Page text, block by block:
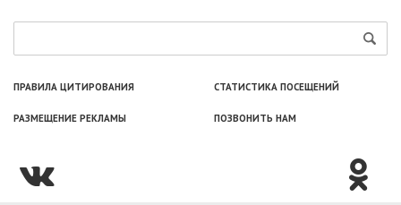
ПРАВИЛА ЦИТИРОВАНИЯ СТАТИСТИКА ПОСЕЩЕНИЙ
РАЗМЕЩЕНИЕ РЕКЛАМЫ ПОЗВОНИТЬ НАМ